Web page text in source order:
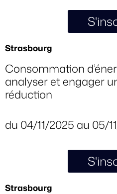
Strasbourg
Consommation
analyser et engager
réduction
du 04/11/2025 au 05/
Strasbourg